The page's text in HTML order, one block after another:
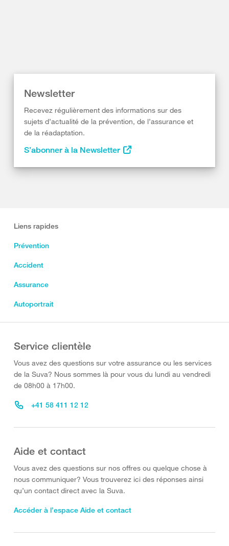
Newsletter
Recevez régulièrement des informations sur des
sujets d’actualité de la prévention, de l’assurance et
de la réadaptation.
S’abonner à la Newsletter
Liens rapides
Prévention
Accident
Assurance
Autoportrait
Service clientèle
Vous avez des questions sur votre assurance ou les services
de la Suva? Nous sommes là pour vous du lundi au vendredi
de 08h00 à 17h00.
+41 58 411 12 12
Aide et contact
Vous avez des questions sur nos offres ou quelque chose à
nous communiquer? Vous trouverez ici des réponses ainsi
qu’un contact direct avec la Suva.
Accéder à l’espace Aide et contact